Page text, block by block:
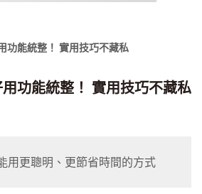
功能統整！ 實用技巧不藏私
功能統整！ 實用技巧不藏私
用更聰明、更節省時間的方式